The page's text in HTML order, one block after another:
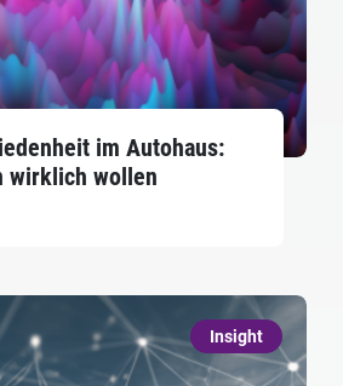
im Autohaus:
wirklich wollen
Insight